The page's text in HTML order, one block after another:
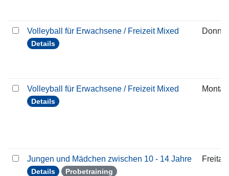
Volleyball für Erwachsene / Freizeit Mixed
Details
Volleyball für Erwachsene / Freizeit Mixed
Details
Montag
Jungen und Mädchen zwischen 10 - 14 Jahre
Details Probetraining
Freitag